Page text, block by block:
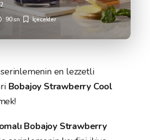
90 sn İçecekler
serinlemenin en lezzetli
Bobajoy Strawberry Cool
Bobajoy Strawberry